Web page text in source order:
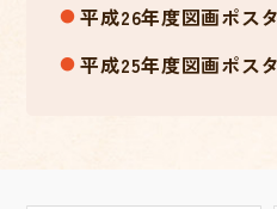
平成26年度図画ポス
平成25年度図画ポス